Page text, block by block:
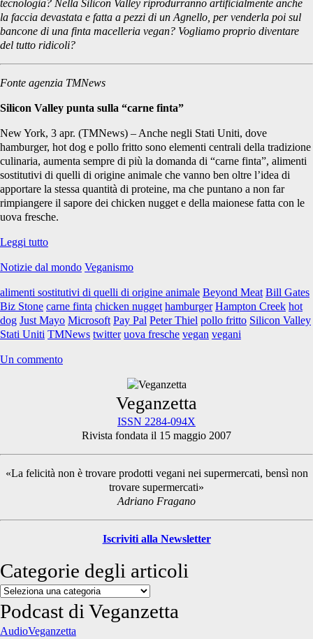
tecnologia? Nella Silicon Valley riprodurranno artificialmente anche
la faccia devastata e fatta a pezzi di un Agnello, per venderla poi sul
bancone di una finta macelleria vegan? Vogliamo proprio diventare
del tutto ridicoli?
Fonte agenzia TMNews
Silicon Valley punta sulla “carne finta”
New York, 3 apr. (TMNews) – Anche negli Stati Uniti, dove
hamburger, hot dog e pollo fritto sono elementi centrali della tradizione
culinaria, aumenta sempre di più la domanda di “carne finta”, alimenti
sostitutivi di quelli di origine animale che vanno ben oltre l’idea di
apportare la stessa quantità di proteine, ma che puntano a non far
rimpiangere il sapore dei chicken nugget e della maionese fatta con le
uova fresche.
Leggi tuttoIl
della
finta
#1
Notizie dal mondo Veganismo
alimenti sostitutivi di quelli di origine animale Beyond Meat Bill Gates
Biz Stone carne finta chicken nugget hamburger Hampton Creek hot
dog Just Mayo Microsoft Pay Pal Peter Thiel pollo fritto Silicon Valley
Stati Uniti TMNews twitter uova fresche vegan vegani
Un commento
Sidebar
Veganzetta
ISSN 2284-094X
Rivista fondata il 15 maggio 2007
«La felicità non è trovare prodotti vegani nei supermercati, bensì non
trovare supermercati»
Adriano Fragano
Iscriviti alla Newsletter
Categorie degli articoli
Categorie
degli
articoli
Podcast di Veganzetta
AudioVeganzetta